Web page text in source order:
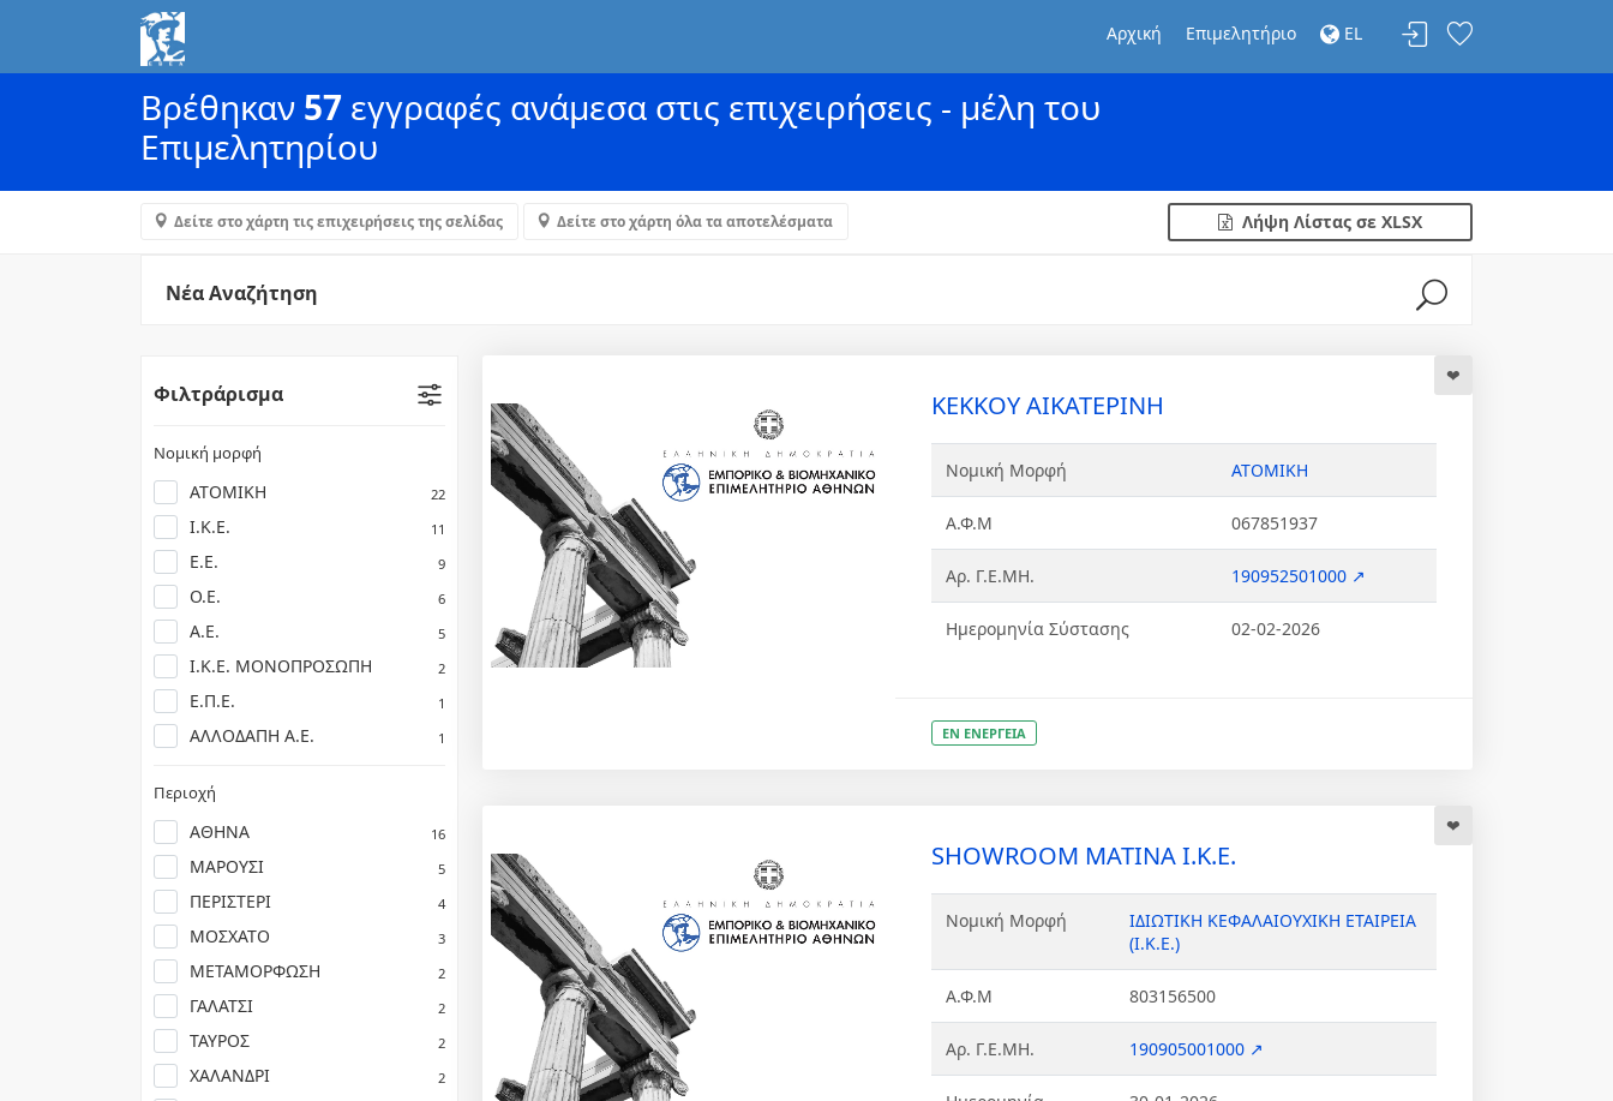
Αρχική Επιμελητήριο EL
Βρέθηκαν 57 εγγραφές ανάμεσα στις επιχειρήσεις - μέλη του
Επιμελητηρίου
Δείτε στο χάρτη τις επιχειρήσεις της σελίδας Δείτε στο χάρτη όλα τα αποτελέσματα Λήψη Λίστας σε XLSX
Νέα Αναζήτηση
Φιλτράρισμα
Νομική μορφή
ΑΤΟΜΙΚΗ 22
Ι.Κ.Ε. 11
Ε.Ε. 9
Ο.Ε. 6
Α.Ε. 5
Ι.Κ.Ε. ΜΟΝΟΠΡΟΣΩΠΗ 2
Ε.Π.Ε. 1
ΑΛΛΟΔΑΠΗ Α.Ε. 1
Περιοχή
ΑΘΗΝΑ 16
ΜΑΡΟΥΣΙ 5
ΠΕΡΙΣΤΕΡΙ 4
ΜΟΣΧΑΤΟ 3
ΜΕΤΑΜΟΡΦΩΣΗ 2
ΓΑΛΑΤΣΙ 2
ΤΑΥΡΟΣ 2
ΧΑΛΑΝΔΡΙ 2
ΚΕΚΚΟΥ ΑΙΚΑΤΕΡΙΝΗ
Νομική Μορφή ΑΤΟΜΙΚΗ
Α.Φ.Μ 067851937
Αρ. Γ.Ε.ΜΗ. 190952501000 ↗
Ημερομηνία Σύστασης 02-02-2026
ΕΝ ΕΝΕΡΓΕΙΑ
SHOWROOM ΜΑΤΙΝΑ Ι.Κ.Ε.
Νομική Μορφή
ΙΔΙΩΤΙΚΗ ΚΕΦΑΛΑΙΟΥΧΙΚΗ ΕΤΑΙΡΕΙΑ
(Ι.Κ.Ε.)
Α.Φ.Μ 803156500
Αρ. Γ.Ε.ΜΗ. 190905001000 ↗